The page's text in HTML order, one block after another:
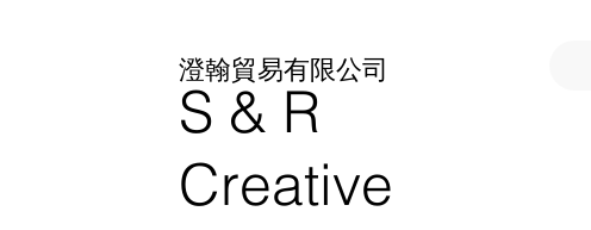
澄翰貿易有限公司
S & R
Creative